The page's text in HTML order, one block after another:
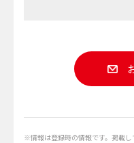
※情報は登録時の情報です。掲載